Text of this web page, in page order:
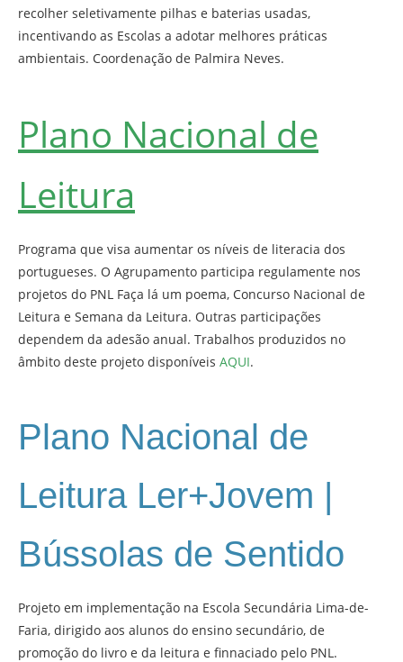
recolher seletivamente pilhas e baterias usadas,
incentivando as Escolas a adotar melhores práticas
ambientais. Coordenação de Palmira Neves.
Plano Nacional de
Leitura
Programa que visa aumentar os níveis de literacia dos
portugueses. O Agrupamento participa regulamente nos
projetos do PNL Faça lá um poema, Concurso Nacional de
Leitura e Semana da Leitura. Outras participações
dependem da adesão anual. Trabalhos produzidos no
âmbito deste projeto disponíveis AQUI.
Plano Nacional de
Leitura Ler+Jovem |
Bússolas de Sentido
Projeto em implementação na Escola Secundária Lima-de-
Faria, dirigido aos alunos do ensino secundário, de
promoção do livro e da leitura e finnaciado pelo PNL.